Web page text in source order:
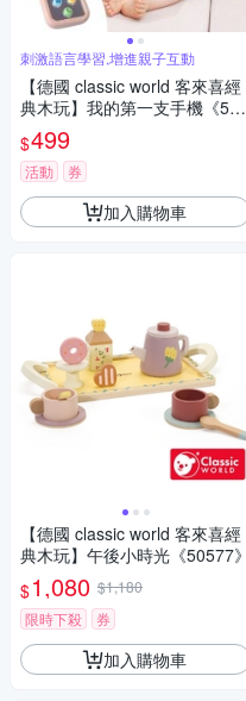
刺激語言學習,增進親子互動
【德國 classic world 客來喜經
典木玩】我的第一支手機《536
27》
$499
活動 券
加入購物車
【德國 classic world 客來喜經
典木玩】午後小時光《50577》
$1,080 $1,180
限時下殺
券
加入購物車